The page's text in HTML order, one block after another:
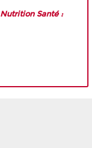
Santé :